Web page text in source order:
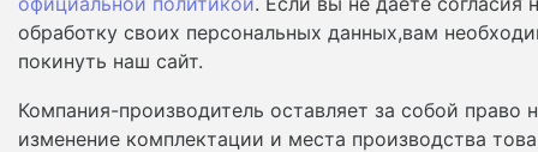
обработку своих персональных данных,вам
покинуть наш сайт.
Компания-производитель оставляет за собой право
изменение комплектации и места производства